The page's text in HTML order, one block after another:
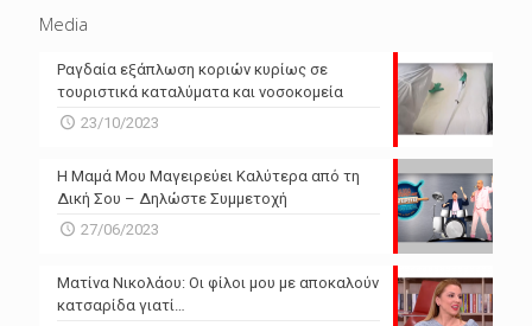
Media
Ραγδαία εξάπλωση κοριών κυρίως σε
τουριστικά καταλύματα και νοσοκομεία
23/10/2023
Η Μαμά Μου Μαγειρεύει Καλύτερα από τη
Δική Σου – Δηλώστε Συμμετοχή
27/06/2023
Ματίνα Νικολάου: Οι φίλοι μου με αποκαλούν
κατσαρίδα γιατί…